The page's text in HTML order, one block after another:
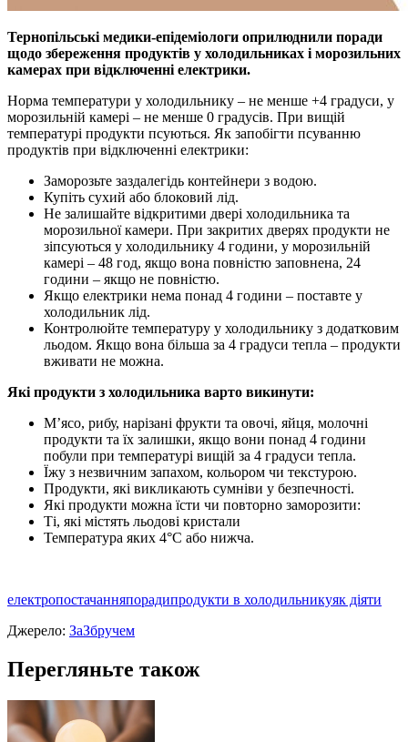
Тернопiльськi медики-епiдемiологи оприлюднили поради
щодо збереження продуктiв у холодильниках i морозильних
камерах при вiдключеннi електрики.
Норма температури у холодильнику – не менше +4 градуси, у
морозильнiй камерi – не менше 0 градусiв. При вищiй
температурi продукти псуються. Як запобiгти псуванню
продуктiв при вiдключеннi електрики:
Заморозьте заздалегiдь контейнери з водою.
Купiть сухий або блоковий лiд.
Не залишайте вiдкритими дверi холодильника та
морозильної камери. При закритих дверях продукти не
зiпсуються у холодильнику 4 години, у морозильнiй
камерi – 48 год, якщо вона повнiстю заповнена, 24
години – якщо не повнiстю.
Якщо електрики нема понад 4 години – поставте у
холодильник лiд.
Контролюйте температуру у холодильнику з додатковим
льодом. Якщо вона бiльша за 4 градуси тепла – продукти
вживати не можна.
Якi продукти з холодильника варто викинути:
М’ясо, рибу, нарiзанi фрукти та овочi, яйця, молочнi
продукти та їх залишки, якщо вони понад 4 години
побули при температурi вищiй за 4 градуси тепла.
Їжу з незвичним запахом, кольором чи текстурою.
Продукти, якi викликають сумнiви у безпечностi.
Якi продукти можна їсти чи повторно заморозити:
Тi, якi мiстять льодовi кристали
Температура яких 4°С або нижча.
електропостачанняпорадипродукти в холодильникуяк діяти
Джерело: ЗаЗбручем
Перегляньте також